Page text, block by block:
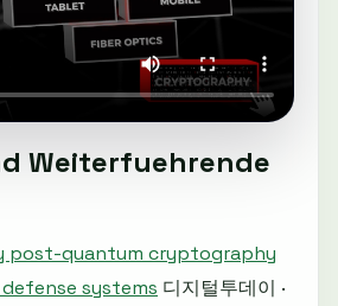
Weiterfuehrende
post-quantum cryptography
systems 디지털투데이 ·